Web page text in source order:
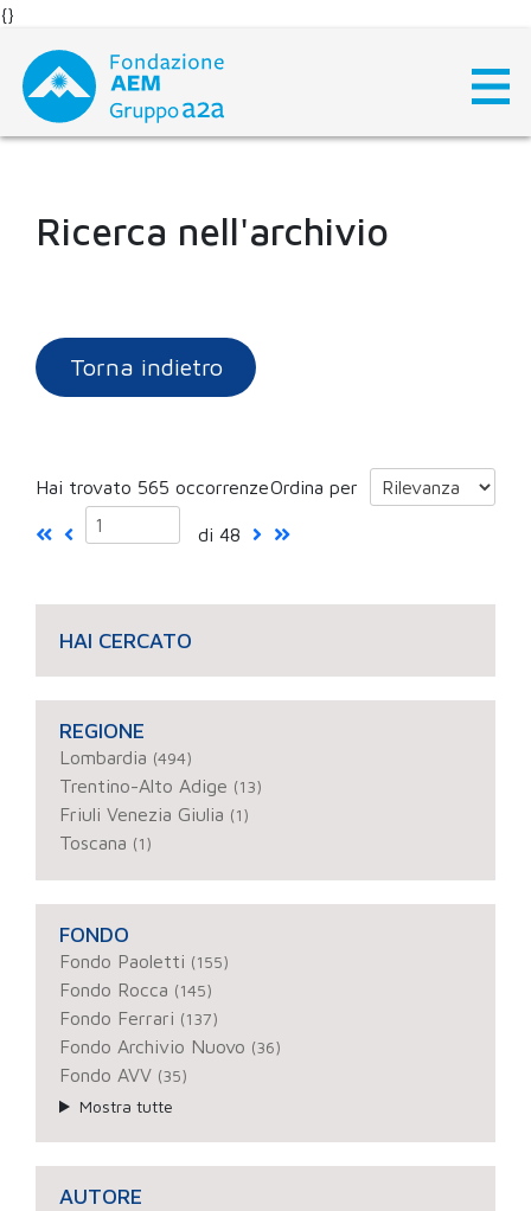
{}
content
Ricerca nell'archivio
Torna indietro
Hai trovato 565 occorrenzeOrdina per
di 48
HAI CERCATO
REGIONE
Lombardia (494)
Trentino-Alto Adige (13)
Friuli Venezia Giulia (1)
Toscana (1)
FONDO
Fondo Paoletti (155)
Fondo Rocca (145)
Fondo Ferrari (137)
Fondo Archivio Nuovo (36)
Fondo AVV (35)
Mostra tutte
AUTORE